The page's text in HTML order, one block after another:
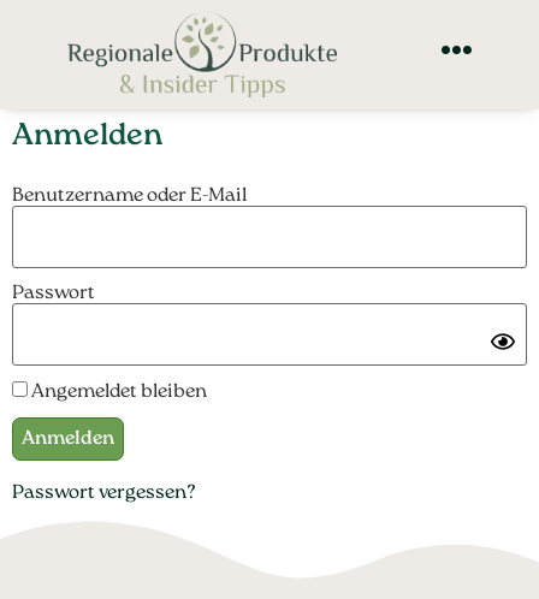
Anmelden
Benutzername oder E-Mail
Passwort
Angemeldet bleiben
Passwort vergessen?